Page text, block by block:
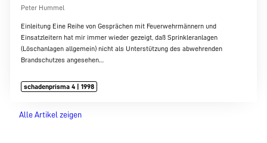
Peter Hummel
Einleitung Eine Reihe von Gesprächen mit Feuerwehrmännern und
Einsatzleitern hat mir immer wieder gezeigt, daß Sprinkleranlagen
(Löschanlagen allgemein) nicht als Unterstützung des abwehrenden
Brandschutzes angesehen…
schadenprisma 4 | 1998
Alle Artikel zeigen